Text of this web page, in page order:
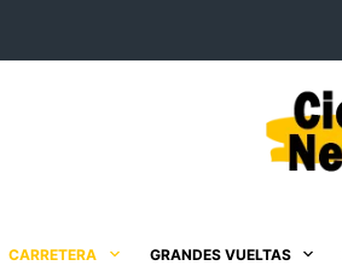
CARRETERA GRANDES VUELTAS